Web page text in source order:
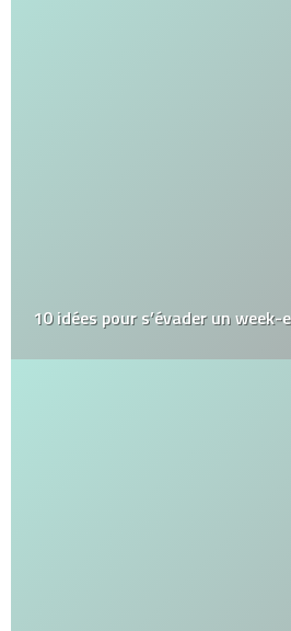
10 idées pour s’évader un